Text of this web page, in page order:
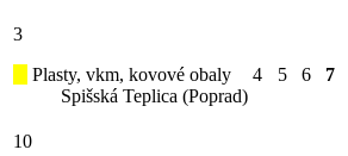
3
Plasty, vkm, kovové obaly
Spišská Teplica (Poprad)
4 5 6 7
10